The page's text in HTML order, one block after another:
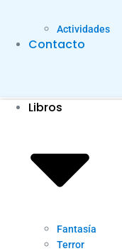
Actividades
Contacto
Libros
Fantasía
Terror